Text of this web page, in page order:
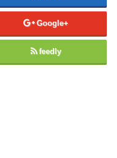
Google+
feedly